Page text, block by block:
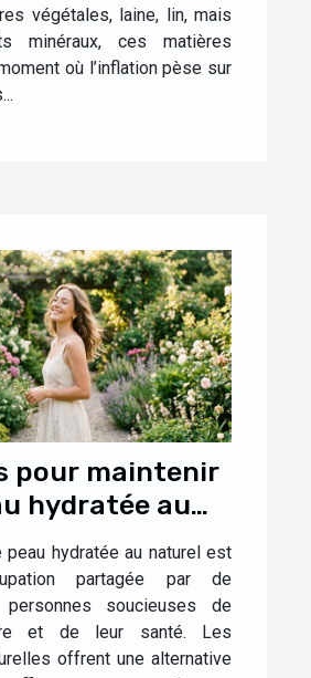
végétales, laine, lin, mais
minéraux, ces matières
où l’inflation pèse sur
pour maintenir
hydratée au
peau hydratée au naturel est
partagée par de
personnes soucieuses de
et de leur santé. Les
offrent une alternative